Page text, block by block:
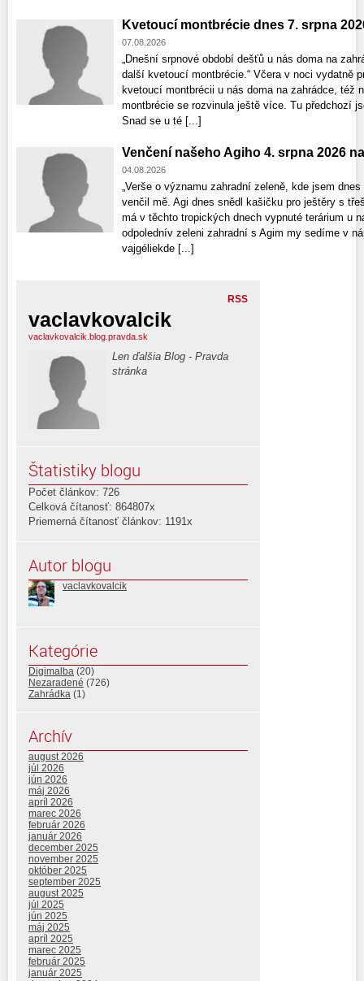
Kvetoucí montbrécie dnes 7. srpna
07.08.2026
„Dnešní srpnové období dešťů u nás doma na
další kvetoucí montbrécie.“ Včera v noci vydatně
kvetoucí montbrécii u nás doma na zahrádce, též
montbrécie se rozvinula ještě více. Tu předchozí
Snad se u té [...]
Venčení našeho Agiho 4. srpna 2026
04.08.2026
„Verše o významu zahradní zeleně, kde jsem
venčil mě. Agi dnes snědl kašičku pro ještěry s
má v těchto tropických dnech vypnuté terárium u
odpolednív zeleni zahradní s Agim my sedíme v
vajgéliekde [...]
RSS
vaclavkovalcik
vaclavkovalcik.blog.pravda.sk
Len ďalšia Blog - Pravda
stránka
Štatistiky blogu
Počet článkov: 726
Celková čítanosť: 864807x
Priemerná čítanosť článkov: 1191x
Autor blogu
vaclavkovalcik
Kategórie
Digimalba (20)
Nezaradené (726)
Zahrádka (1)
Archív
august 2026
júl 2026
jún 2026
máj 2026
apríl 2026
marec 2026
február 2026
január 2026
december 2025
november 2025
október 2025
september 2025
august 2025
júl 2025
jún 2025
máj 2025
apríl 2025
marec 2025
február 2025
január 2025